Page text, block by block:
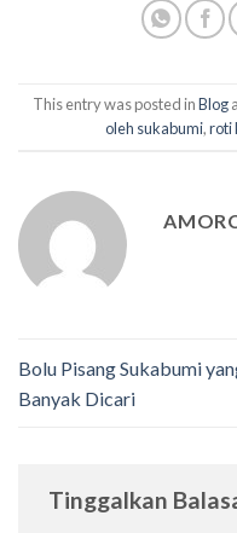
This entry was posted inBlog
oleh sukabumi,roti
Bolu Pisang Sukabumi
Banyak Dicari
Tinggalkan